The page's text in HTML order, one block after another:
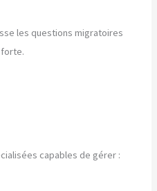
les questions migratoires
capables de gérer :